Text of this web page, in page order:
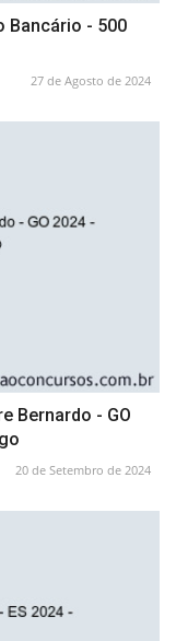
Bancário - 500
27 de Agosto de 2024
Bernardo - GO
20 de Setembro de 2024